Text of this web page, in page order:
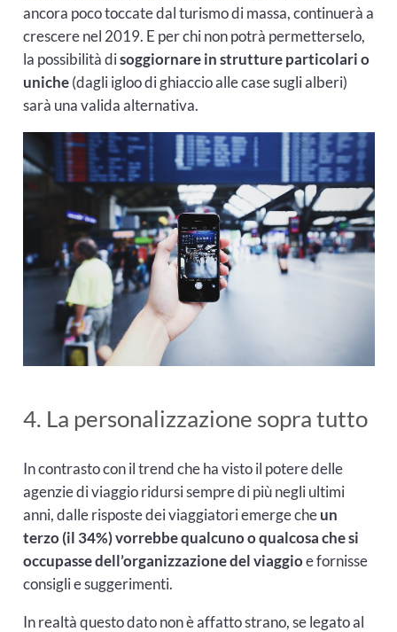
ancora poco toccate dal turismo di massa, continuerà a
crescere nel 2019. E per chi non potrà permetterselo,
la possibilità disoggiornare in strutture particolari o
uniche(dagli igloo di ghiaccio alle case sugli alberi)
sarà una valida alternativa.
4. La personalizzazione sopra tutto
In contrasto con il trend che ha visto il potere delle
agenzie di viaggio ridursi sempre di più negli ultimi
anni, dalle risposte dei viaggiatori emerge cheun
terzo (il 34%) vorrebbe qualcuno o qualcosa che si
occupasse dell’organizzazione del viaggioe fornisse
consigli e suggerimenti.
In realtà questo dato non è affatto strano, se legato al